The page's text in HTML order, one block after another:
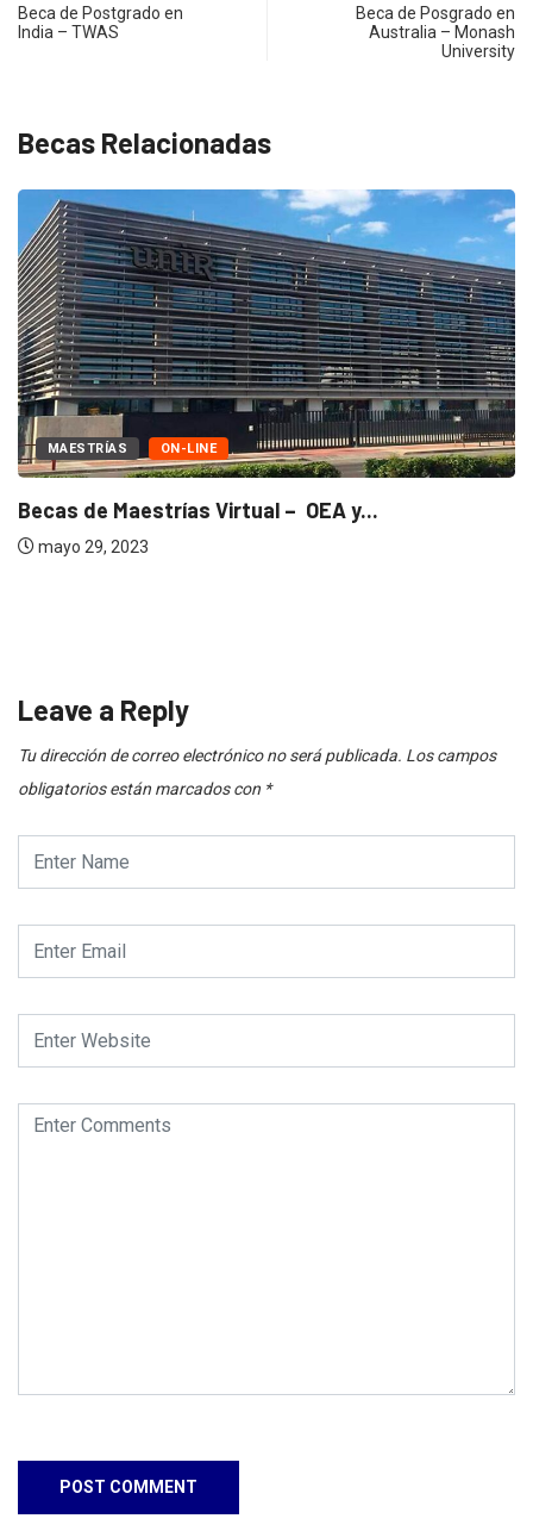
Beca de Postgrado en
India – TWAS
Beca de Posgrado en
Australia – Monash
University
Becas Relacionadas
MAESTRÍAS ON-LINE
Becas de Maestrías Virtual – OEA y...
mayo 29, 2023
Leave a Reply
Tu dirección de correo electrónico no será publicada. Los campos
obligatorios están marcados con *